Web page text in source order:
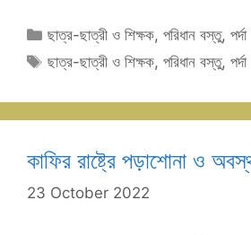
Categories
ছাত্র-ছাত্রী ও শিক্ষক,পরিধান বস্তু,পর্দা
Tags
ছাত্র-ছাত্রী ও শিক্ষক,পরিধান বস্তু,পর্দা
কাফির রাষ্ট্রে পড়াশোনা ও
23 October 2022